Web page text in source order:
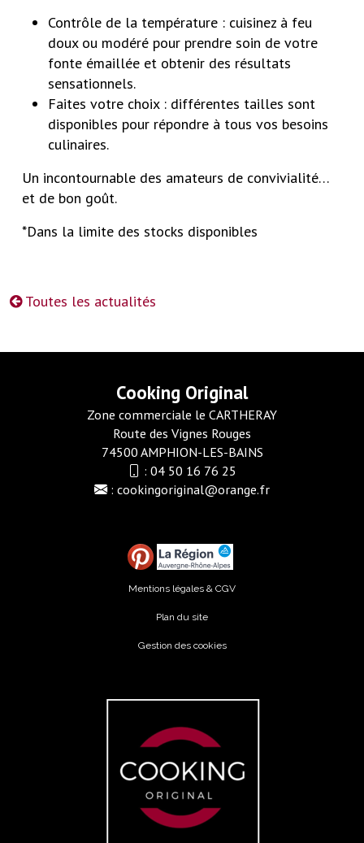
Contrôle de la température : cuisinez à feu
doux ou modéré pour prendre soin de votre
fonte émaillée et obtenir des résultats
sensationnels.
Faites votre choix : différentes tailles sont
disponibles pour répondre à tous vos besoins
culinaires.
Un incontournable des amateurs de convivialité…
et de bon goût.
*Dans la limite des stocks disponibles
Toutes les actualités
Cooking Original
Zone commerciale le CARTHERAY
Route des Vignes Rouges
74500 AMPHION-LES-BAINS
: 04 50 16 76 25
: cookingoriginal@orange.fr
Mentions légales & CGV
Plan du site
Gestion des cookies